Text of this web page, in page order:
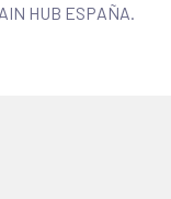
HUB ESPAÑA.